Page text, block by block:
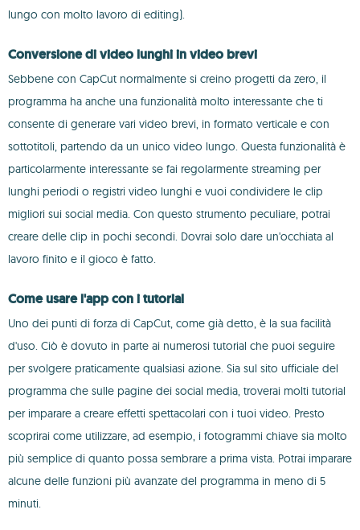
lungo con molto lavoro di editing).
Conversione di video lunghi in video brevi
Sebbene con CapCut normalmente si creino progetti da zero, il
programma ha anche una funzionalità molto interessante che ti
consente di generare vari video brevi, in formato verticale e con
sottotitoli, partendo da un unico video lungo. Questa funzionalità è
particolarmente interessante se fai regolarmente streaming per
lunghi periodi o registri video lunghi e vuoi condividere le clip
migliori sui social media. Con questo strumento peculiare, potrai
creare delle clip in pochi secondi. Dovrai solo dare un'occhiata al
lavoro finito e il gioco è fatto.
Come usare l'app con i tutorial
Uno dei punti di forza di CapCut, come già detto, è la sua facilità
d'uso. Ciò è dovuto in parte ai numerosi tutorial che puoi seguire
per svolgere praticamente qualsiasi azione. Sia sul sito ufficiale del
programma che sulle pagine dei social media, troverai molti tutorial
per imparare a creare effetti spettacolari con i tuoi video. Presto
scoprirai come utilizzare, ad esempio, i fotogrammi chiave sia molto
più semplice di quanto possa sembrare a prima vista. Potrai imparare
alcune delle funzioni più avanzate del programma in meno di 5
minuti.